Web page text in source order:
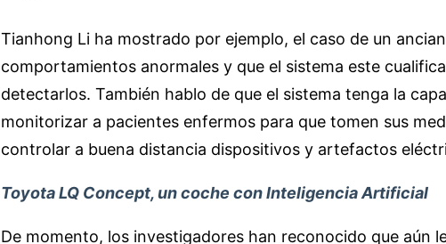
Tianhong Li ha mostrado por ejemplo, el caso de un
comportamientos anormales y que el sistema este
detectarlos. También hablo de que el sistema tenga la
monitorizar a pacientes enfermos para que tomen sus
controlar a buena distancia dispositivos y artefactos
Toyota LQ Concept, un coche con Inteligencia Artificial
De momento, los investigadores han reconocido que aún